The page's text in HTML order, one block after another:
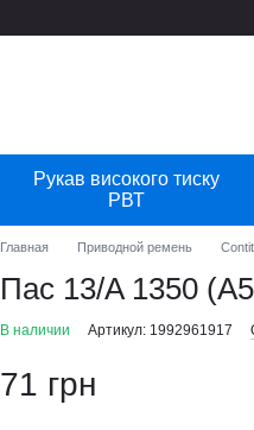
Рукав високого тиску
РВТ
Главная Приводной ремень
Пас 13/A 1350
В наличии Артикул: 1992961917
71 грн